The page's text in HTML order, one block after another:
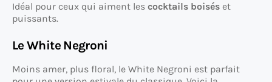
Idéal pour ceux qui aiment les cocktails boisés et
puissants.
Le White Negroni
Moins amer, plus floral, le White Negroni est parfait